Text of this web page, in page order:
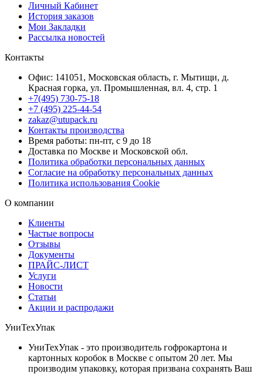
Личный Кабинет
История заказов
Мои Закладки
Рассылка новостей
Контакты
Офис: 141051, Московская область, г. Мытищи, д.
Красная горка, ул. Промышленная, вл. 4, стр. 1
+7(495) 730-75-18
+7 (495) 225-44-54
zakaz@utupack.ru
Контакты производства
Время работы: пн-пт, с 9 до 18
Доставка по Москве и Московской обл.
Политика обработки персональных данных
Согласие на обработку персональных данных
Политика использования Cookie
О компании
Клиенты
Частые вопросы
Отзывы
Документы
ПРАЙС-ЛИСТ
Услуги
Новости
Статьи
Акции и распродажи
УниТехУпак
УниТехУпак - это производитель гофрокартона и
картонных коробок в Москве с опытом 20 лет. Мы
производим упаковку, которая призвана сохранять Ваш